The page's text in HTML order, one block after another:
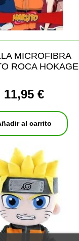
MICROFIBRA
ROCA HOKAGE
11,95 €
al carrito